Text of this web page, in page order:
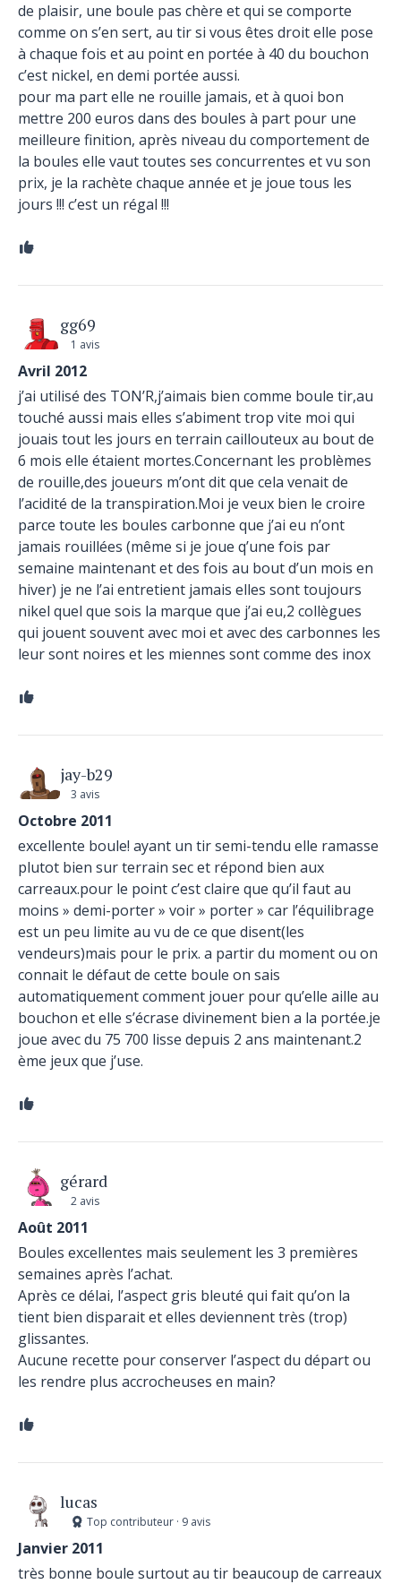
de plaisir, une boule pas chère et qui se comporte
comme on s’en sert, au tir si vous êtes droit elle pose
à chaque fois et au point en portée à 40 du bouchon
c’est nickel, en demi portée aussi.
pour ma part elle ne rouille jamais, et à quoi bon
mettre 200 euros dans des boules à part pour une
meilleure finition, après niveau du comportement de
la boules elle vaut toutes ses concurrentes et vu son
prix, je la rachète chaque année et je joue tous les
jours !!! c’est un régal !!!
gg69
1 avis
Avril 2012
j’ai utilisé des TON’R,j’aimais bien comme boule tir,au
touché aussi mais elles s’abiment trop vite moi qui
jouais tout les jours en terrain caillouteux au bout de
6 mois elle étaient mortes.Concernant les problèmes
de rouille,des joueurs m’ont dit que cela venait de
l’acidité de la transpiration.Moi je veux bien le croire
parce toute les boules carbonne que j’ai eu n’ont
jamais rouillées (même si je joue q’une fois par
semaine maintenant et des fois au bout d’un mois en
hiver) je ne l’ai entretient jamais elles sont toujours
nikel quel que sois la marque que j’ai eu,2 collègues
qui jouent souvent avec moi et avec des carbonnes les
leur sont noires et les miennes sont comme des inox
jay-b29
3 avis
Octobre 2011
excellente boule! ayant un tir semi-tendu elle ramasse
plutot bien sur terrain sec et répond bien aux
carreaux.pour le point c’est claire que qu’il faut au
moins » demi-porter » voir » porter » car l’équilibrage
est un peu limite au vu de ce que disent(les
vendeurs)mais pour le prix. a partir du moment ou on
connait le défaut de cette boule on sais
automatiquement comment jouer pour qu’elle aille au
bouchon et elle s’écrase divinement bien a la portée.je
joue avec du 75 700 lisse depuis 2 ans maintenant.2
ème jeux que j’use.
gérard
2 avis
Août 2011
Boules excellentes mais seulement les 3 premières
semaines après l’achat.
Après ce délai, l’aspect gris bleuté qui fait qu’on la
tient bien disparait et elles deviennent très (trop)
glissantes.
Aucune recette pour conserver l’aspect du départ ou
les rendre plus accrocheuses en main?
lucas
Top contributeur · 9 avis
Janvier 2011
très bonne boule surtout au tir beaucoup de carreaux